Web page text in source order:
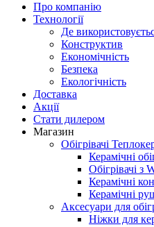
Про компанію
Технології
Де
Конструктив
Економічність
Безпека
Екологічність
Доставка
Акції
Стати дилером
Магазин
Обігрівачі
Керамічні
Обігрівачі з
Керамічні
Керамічні
Аксесуари для
Ніжки для